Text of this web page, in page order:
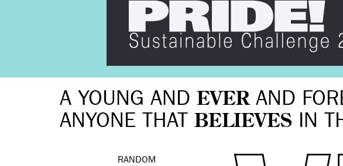
A YOUNG AND EVERAND
ANYONE THAT BELIEVES IN
RANDOM